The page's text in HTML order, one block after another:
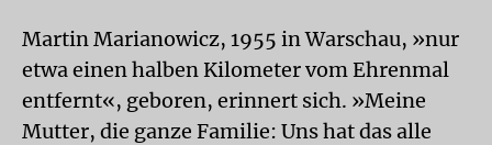
Martin Marianowicz, 1955 in Warschau, »nur
etwa einen halben Kilometer vom Ehrenmal
entfernt«, geboren, erinnert sich. »Meine
Mutter, die ganze Familie: Uns hat das alle